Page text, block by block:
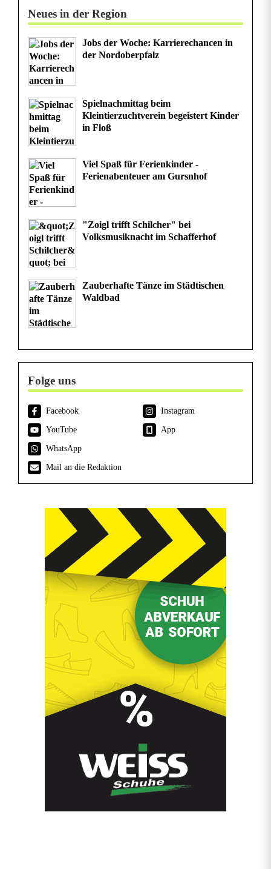
Neues in der Region
Jobs der Woche: Karrierechancen in
der Nordoberpfalz
Spielnachmittag beim
Kleintierzuchtverein begeistert Kinder
in Floß
Viel Spaß für Ferienkinder -
Ferienabenteuer am Gursnhof
"Zoigl trifft Schilcher" bei
Volksmusiknacht im Schafferhof
Zauberhafte Tänze im Städtischen
Waldbad
Folge uns
Facebook
Instagram
YouTube
App
WhatsApp
Mail an die Redaktion